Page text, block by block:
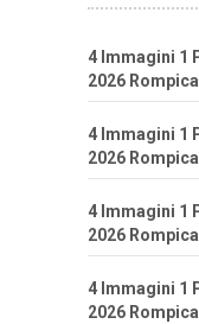
4 Immagini 1
2026
4 Immagini 1
2026
4 Immagini 1
2026
4 Immagini 1
2026